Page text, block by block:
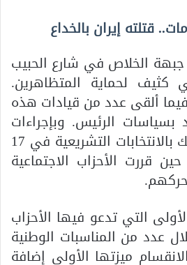
قتلته إيران بالخداع
الخلاص في شارع الحبيب
كثيف لحماية المتظاهرين.
ألقى عدد من قيادات هذه
بسياسات الرئيس. وبإجراءات
25 يوليو 2021 وكذلك بالانتخابات التشريعية في 17
قررت الأحزاب الاجتماعية
التي تدعو فيها الأحزاب
عدد من المناسبات الوطنية
ميزتها الأولى إضافة